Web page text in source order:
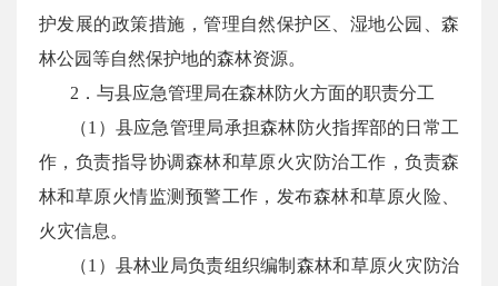
护发展的政策措施，管理自然保护区、湿地公园、森
林公园等自然保护地的森林资源。
2．与县应急管理局在森林防火方面的职责分工
（1）县应急管理局承担森林防火指挥部的日常工
作，负责指导协调森林和草原火灾防治工作，负责森
林和草原火情监测预警工作，发布森林和草原火险、
火灾信息。
（1）县林业局负责组织编制森林和草原火灾防治